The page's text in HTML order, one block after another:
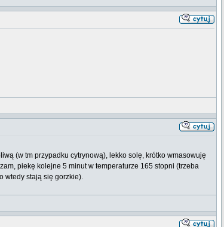
(w tm przypadku cytrynową), lekko solę, krótko wmasowuję
piekę kolejne 5 minut w temperaturze 165 stopni (trzeba
wtedy stają się gorzkie).